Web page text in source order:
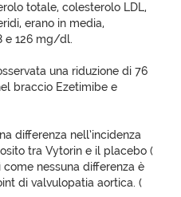
totale, colesterolo LDL,
erano in media,
e 126 mg/dl.
una riduzione di 76
braccio Ezetimibe e
differenza nell’incidenza
tra Vytorin e il placebo (
come nessuna differenza è
di valvulopatia aortica. (